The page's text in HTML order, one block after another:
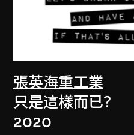
張英海重工業
只是這樣而已？
2020